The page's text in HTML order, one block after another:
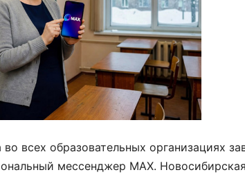
всех образовательных организациях
мессенджер МАХ.